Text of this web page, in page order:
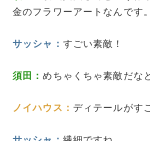
金のフラワーアートなんです。
サッシャ： すごい素敵！
須田：めちゃくちゃ素敵だな
ノイハウス： ディテールがす